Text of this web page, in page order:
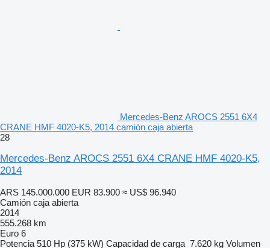
Mercedes-Benz AROCS 2551 6X4
CRANE HMF 4020-K5, 2014 camión caja abierta
28
Mercedes-Benz AROCS 2551 6X4 CRANE HMF 4020-K5,
2014
ARS 145.000.000 EUR 83.900 ≈ US$ 96.940
Camión caja abierta
2014
555.268 km
Euro 6
Potencia 510 Hp (375 kW) Capacidad de carga 7.620 kg Volumen